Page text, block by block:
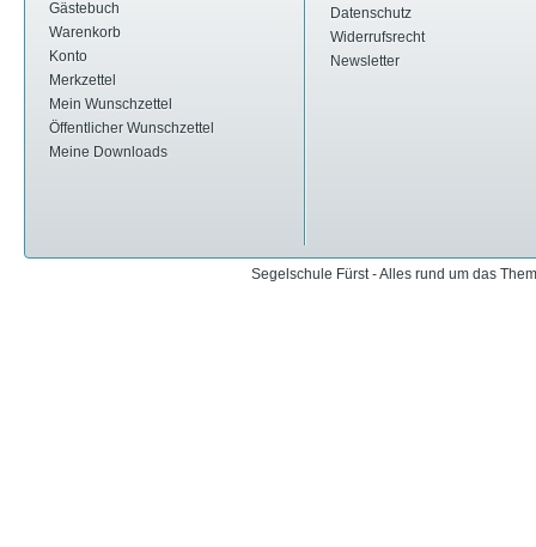
Gästebuch
Warenkorb
Konto
Merkzettel
Mein Wunschzettel
Öffentlicher Wunschzettel
Meine Downloads
Datenschutz
Widerrufsrecht
Newsletter
Segelschule Fürst - Alles rund um das